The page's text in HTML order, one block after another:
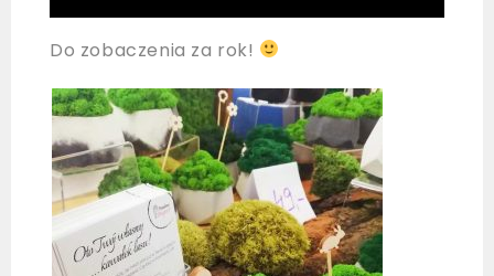
Do zobaczenia za rok!